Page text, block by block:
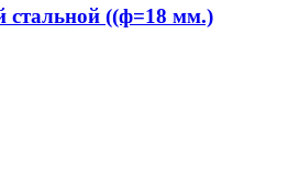
стальной ((ф=18 мм.)